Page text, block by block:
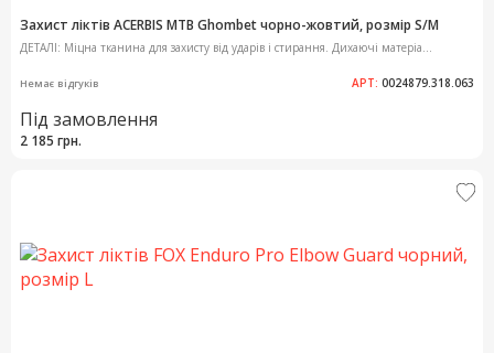
Захист ліктів ACERBIS MTB Ghombet чорно-жовтий, розмір S/M
ДЕТАЛІ: Міцна тканина для захисту від ударів і стирання. Дихаючі матеріа...
Немає відгуків АРТ: 0024879.318.063
Під замовлення
2 185 грн.